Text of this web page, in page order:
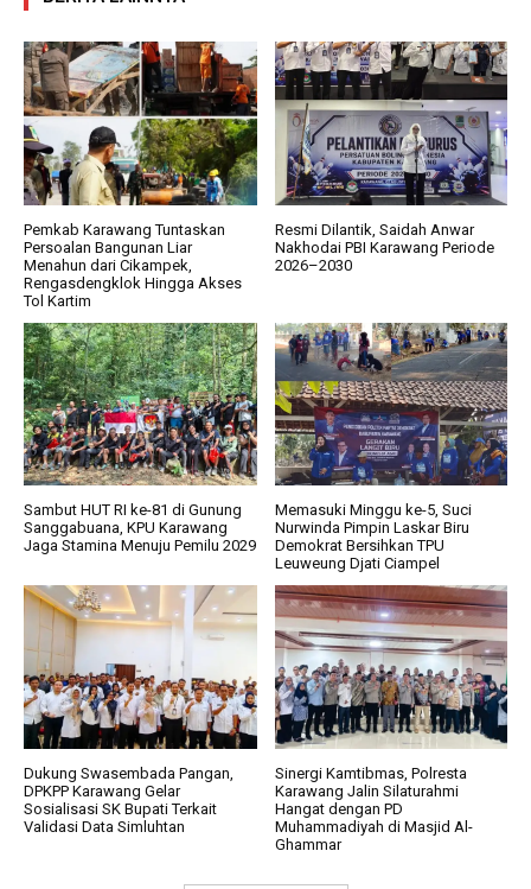
Pemkab Karawang Tuntaskan
Persoalan Bangunan Liar
Menahun dari Cikampek,
Rengasdengklok Hingga Akses
Tol Kartim
Resmi Dilantik, Saidah Anwar
Nakhodai PBI Karawang Periode
2026–2030
Sambut HUT RI ke-81 di Gunung
Sanggabuana, KPU Karawang
Jaga Stamina Menuju Pemilu 2029
Memasuki Minggu ke-5, Suci
Nurwinda Pimpin Laskar Biru
Demokrat Bersihkan TPU
Leuweung Djati Ciampel
Dukung Swasembada Pangan,
DPKPP Karawang Gelar
Sosialisasi SK Bupati Terkait
Validasi Data Simluhtan
Sinergi Kamtibmas, Polresta
Karawang Jalin Silaturahmi
Hangat dengan PD
Muhammadiyah di Masjid Al-
Ghammar